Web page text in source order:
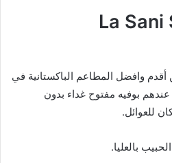
La
أقدم وافضل المطاعم الباكستانية في
بوفيه مفتوح غداء بدون
بالعليا.